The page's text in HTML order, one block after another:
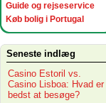
Guide og rejseservice
Køb bolig i Portugal
Seneste indlæg
Casino Estoril vs.
Casino Lisboa: Hvad er
bedst at besøge?